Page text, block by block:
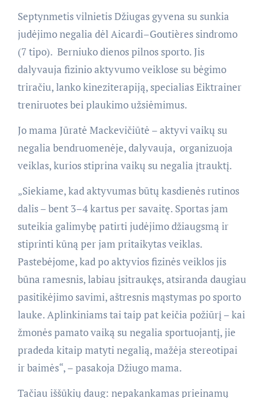
Septynmetis vilnietis Džiugas gyvena su sunkia
judėjimo negalia dėl Aicardi–Goutières sindromo
(7 tipo). Berniuko dienos pilnos sporto. Jis
dalyvauja fizinio aktyvumo veiklose su bėgimo
triračiu, lanko kineziterapiją, specialias Eiktrainer
treniruotes bei plaukimo užsiėmimus.
Jo mama Jūratė Mackevičiūtė – aktyvi vaikų su
negalia bendruomenėje, dalyvauja, organizuoja
veiklas, kurios stiprina vaikų su negalia įtrauktį.
„Siekiame, kad aktyvumas būtų kasdienės rutinos
dalis – bent 3–4 kartus per savaitę. Sportas jam
suteikia galimybę patirti judėjimo džiaugsmą ir
stiprinti kūną per jam pritaikytas veiklas.
Pastebėjome, kad po aktyvios fizinės veiklos jis
būna ramesnis, labiau įsitraukęs, atsiranda daugiau
pasitikėjimo savimi, aštresnis mąstymas po sporto
lauke. Aplinkiniams tai taip pat keičia požiūrį – kai
žmonės pamato vaiką su negalia sportuojantį, jie
pradeda kitaip matyti negalią, mažėja stereotipai
ir baimės“, – pasakoja Džiugo mama.
Tačiau iššūkių daug: nepakankamas prieinamų